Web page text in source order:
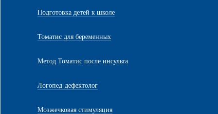
Подготовка детей к школе
Томатис для беременных
Метод Томатис после инсульта
Логопед-дефектолог
Мозжечковая стимуляция